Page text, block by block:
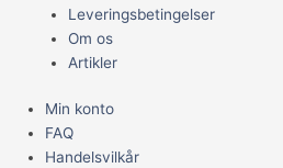
Leveringsbetingelser
Om os
Artikler
Min konto
FAQ
Handelsvilkår